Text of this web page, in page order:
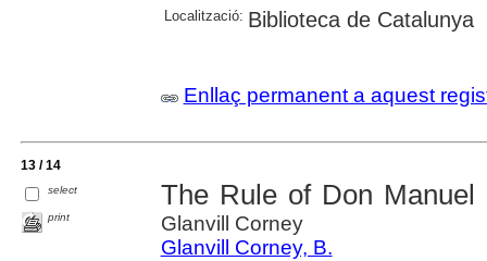
Localització: Biblioteca de Catalunya
Enllaç permanent a aquest
13 / 14
select
print
The Rule of Don
Glanvill Corney
Glanvill Corney, B.